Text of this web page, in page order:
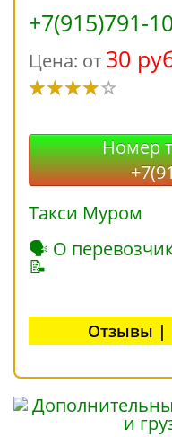
+7(915)791-
Цена: от 30
Номер
Такси Муром
🗣 О
📝
Отзывы |